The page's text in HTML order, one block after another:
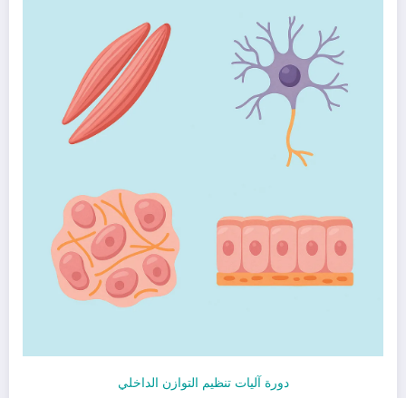
دورة آليات تنظيم التوازن الداخلي